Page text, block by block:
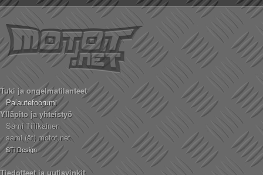
Tuki ja ongelmatilanteet
Palautefoorumi
Ylläpito ja yhteistyö
Sami Tiilikainen
sami (ät) motot.net
STi Design
Tiedotteet ja uutisvinkit